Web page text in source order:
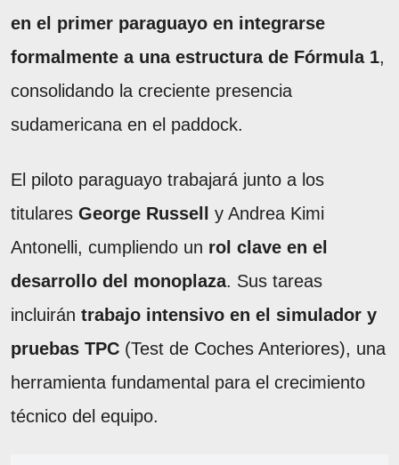
en el primer paraguayo en integrarse
formalmente a una estructura de Fórmula 1,
consolidando la creciente presencia
sudamericana en el paddock.
El piloto paraguayo trabajará junto a los
titulares George Russell
y Andrea Kimi
Antonelli, cumpliendo un rol clave en el
desarrollo del monoplaza. Sus tareas
incluirán trabajo intensivo en el simulador y
pruebas TPC (Test de Coches Anteriores), una
herramienta fundamental para el crecimiento
técnico del equipo.